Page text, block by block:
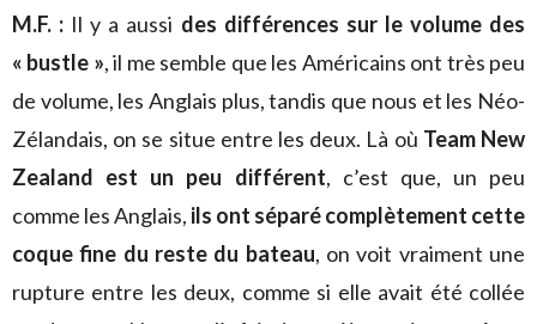
M.F. : Il y a aussi des différences sur le volume des
« bustle », il me semble que les Américains ont très peu
de volume, les Anglais plus, tandis que nous et les Néo-
Zélandais, on se situe entre les deux. Là où Team New
Zealand est un peu différent, c’est que, un peu
comme les Anglais, ils ont séparé complètement cette
coque fine du reste du bateau, on voit vraiment une
rupture entre les deux, comme si elle avait été collée